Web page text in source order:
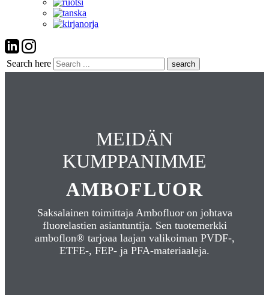
Search here
MEIDÄN
KUMPPANIMME
AMBOFLUOR
Saksalainen toimittaja Ambofluor on johtava
fluorelastien asiantuntija. Sen tuotemerkki
amboflon® tarjoaa laajan valikoiman PVDF-,
ETFE-, FEP- ja PFA-materiaaleja.